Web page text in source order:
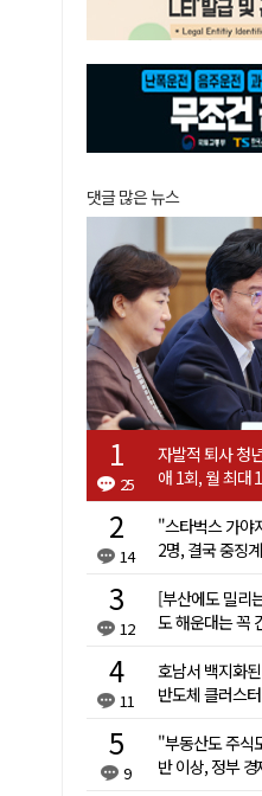
댓글 많은 뉴스
25
자발적 퇴사 청
애 1회, 월 최대
14
"스타벅스 가야
2명, 결국 중징계
12
[부산에도 밀리
도 해운대는 꼭
11
호남서 백지화
반도체 클러스
9
"부동산도 주
반 이상, 정부